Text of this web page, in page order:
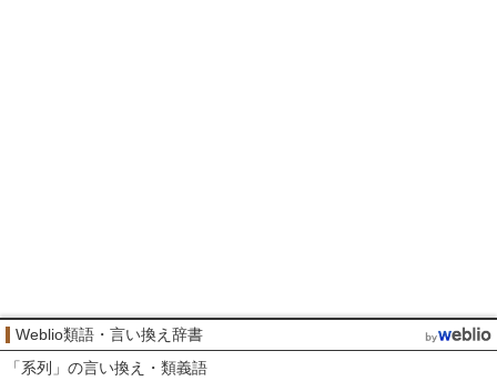
Weblio類語・言い換え辞書
「系列 」の言い換え・類義語